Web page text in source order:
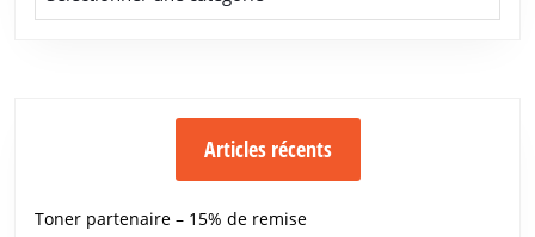
Articles récents
Toner partenaire – 15% de remise